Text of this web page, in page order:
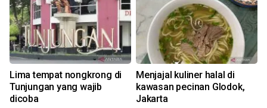
Lima tempat nongkrong di
Tunjungan yang wajib
dicoba
Menjajal kuliner halal di
kawasan pecinan Glodok,
Jakarta